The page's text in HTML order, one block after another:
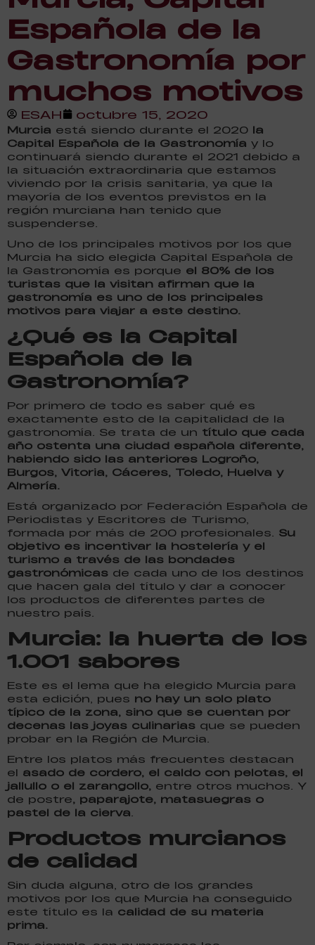
Española de la
Gastronomía por
muchos motivos
ESAH octubre 15, 2020
Murcia está siendo durante el 2020 la
Capital Española de la Gastronomía y lo
continuará siendo durante el 2021 debido a
la situación extraordinaria que estamos
viviendo por la crisis sanitaria, ya que la
mayoría de los eventos previstos en la
región murciana han tenido que
suspenderse.
Uno de los principales motivos por los que
Murcia ha sido elegida Capital Española de
la Gastronomía es porque el 80% de los
turistas que la visitan afirman que la
gastronomía es uno de los principales
motivos para viajar a este destino.
¿Qué es la Capital
Española de la
Gastronomía?
Por primero de todo es saber qué es
exactamente esto de la capitalidad de la
gastronomía. Se trata de un título que cada
año ostenta una ciudad española diferente,
habiendo sido las anteriores Logroño,
Burgos, Vitoria, Cáceres, Toledo, Huelva y
Almería.
Está organizado por Federación Española de
Periodistas y Escritores de Turismo,
formada por más de 200 profesionales. Su
objetivo es incentivar la hostelería y el
turismo a través de las bondades
gastronómicas de cada uno de los destinos
que hacen gala del título y dar a conocer
los productos de diferentes partes de
nuestro país.
Murcia: la huerta de los
1.001 sabores
Este es el lema que ha elegido Murcia para
esta edición, pues no hay un solo plato
típico de la zona, sino que se cuentan por
decenas las joyas culinarias que se pueden
probar en la Región de Murcia.
Entre los platos más frecuentes destacan
el asado de cordero, el caldo con pelotas, el
jallullo o el zarangollo, entre otros muchos. Y
de postre, paparajote, matasuegras o
pastel de la cierva.
Productos murcianos
de calidad
Sin duda alguna, otro de los grandes
motivos por los que Murcia ha conseguido
este título es la calidad de su materia
prima.